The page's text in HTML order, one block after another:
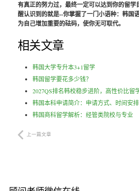
有真正的努力过，最终一定可以达到你的留学
醒认识到的就是--你掌握了一门小语种：韩国
为自己增加重要的砝码，使你无可取代。
相关文章
韩国大学专升本3+1留学
韩国留学要花多少钱？
2027QS排名韩校稳步进阶，高性价比留
韩国本科申请简介：申请方式、时间安
韩国商科留学解析：经管类院校与专业
上一篇文章